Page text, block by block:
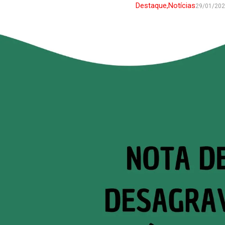
Destaque,Notícias29/01/